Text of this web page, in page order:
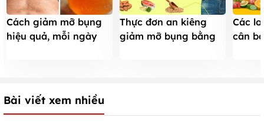
Cách giảm mỡ bụng
hiệu quả, mỗi ngày
Thực đơn an kiêng
giảm mỡ bụng bằng
Các
cân
Bài viết xem nhiều